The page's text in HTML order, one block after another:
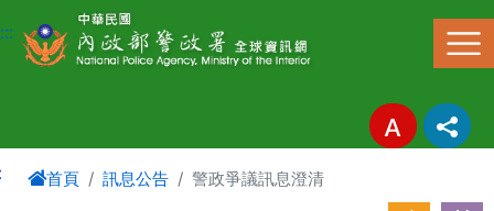
進入內容區塊
:::
首頁 訊息公告 警政爭議訊息澄清